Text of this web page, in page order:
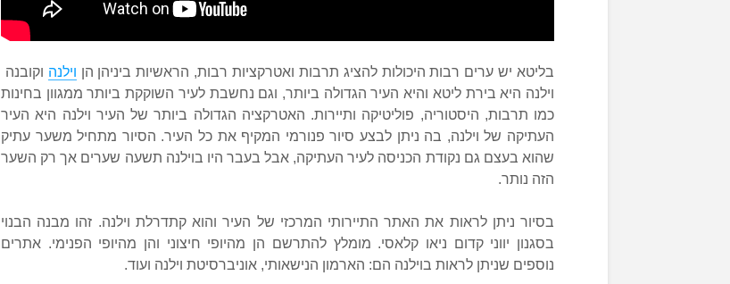
בליטא יש ערים רבות היכולות להציג תרבות ואטרקציות רבות, הראשיות ביניהן הן וילנה וקובנה
וילנה היא בירת ליטא והיא העיר הגדולה ביותר, וגם נחשבת לעיר השוקקת ביותר ממגוון בחינות
כמו תרבות, היסטוריה, פוליטיקה ותיירות. האטרקציה הגדולה ביותר של העיר וילנה היא העיר
העתיקה של וילנה, בה ניתן לבצע סיור פנורמי המקיף את כל העיר. הסיור מתחיל משער עתיק
שהוא בעצם גם נקודת הכניסה לעיר העתיקה, אבל בעבר היו בוילנה תשעה שערים אך רק השער
הזה נותר.
בסיור ניתן לראות את האתר התיירותי המרכזי של העיר והוא קתדרלת וילנה. זהו מבנה הבנוי
בסגנון יווני קדום ניאו קלאסי. מומלץ להתרשם הן מהיופי חיצוני והן מהיופי הפנימי. אתרים
נוספים שניתן לראות בוילנה הם: הארמון הנישאותי, אוניברסיטת וילנה ועוד.